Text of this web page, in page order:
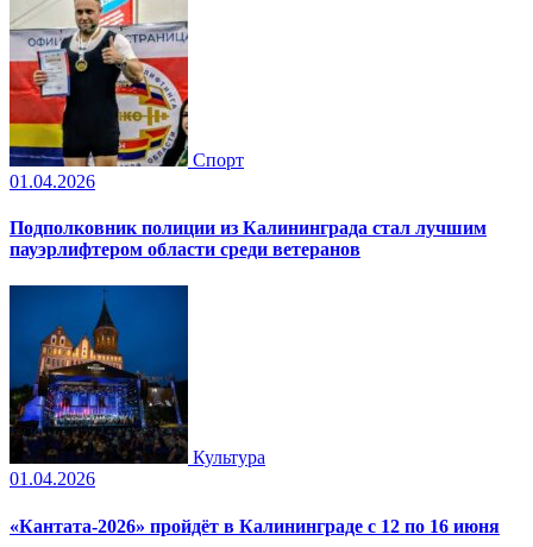
Спорт
01.04.2026
Подполковник полиции из Калининграда стал лучшим
пауэрлифтером области среди ветеранов
Культура
01.04.2026
«Кантата-2026» пройдёт в Калининграде с 12 по 16 июня